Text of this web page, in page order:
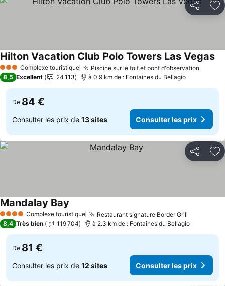
Partager
3 ÉtoilesComplexe touristique Piscine sur le toit et pont d'observation
Hilton Vacation Club Polo Towers Las Vegas
8,5 Excellent 24 113 à 0.9 km de : Fontaines du Bellagio
De 84 €
Consulter les prix de 13 sites Consulter les prix
Partager
4 Étoiles Complexe touristique Restaurant signature Border Grill
Mandalay Bay
8,4 Très bien 119 704 à 2.3 km de : Fontaines du Bellagio
De 81 €
Consulter les prix de 12 sites Consulter les prix